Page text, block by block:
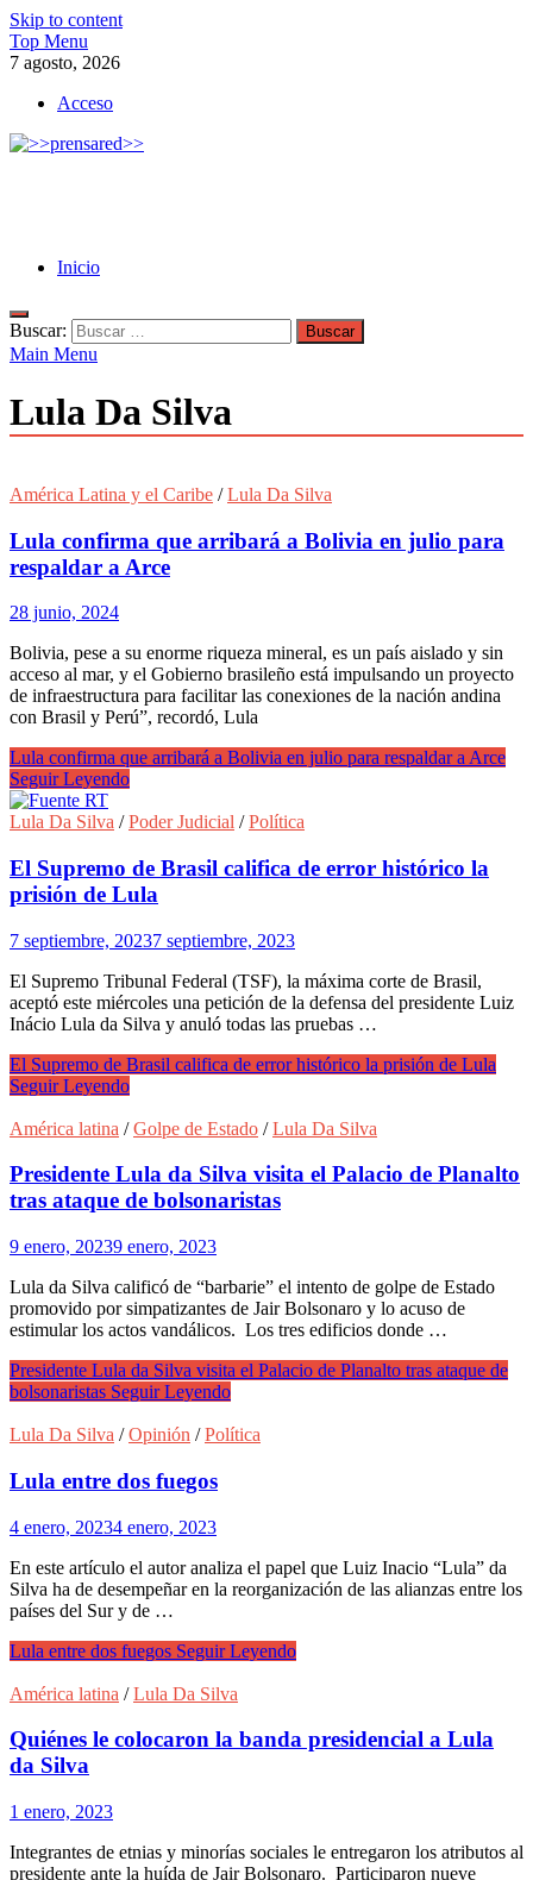
Skip to content
Top Menu
7 agosto, 2026
Acceso
Inicio
Buscar:
Main Menu
Lula Da Silva
América Latina y el Caribe /Lula Da Silva
Lula confirma que arribará a Bolivia en julio para
respaldar a Arce
28 junio, 2024
Bolivia, pese a su enorme riqueza mineral, es un país aislado y sin
acceso al mar, y el Gobierno brasileño está impulsando un proyecto
de infraestructura para facilitar las conexiones de la nación andina
con Brasil y Perú”, recordó, Lula
Lula confirma que arribará a Bolivia en julio para respaldar a Arce
Seguir Leyendo
Lula Da Silva /Poder Judicial /Política
El Supremo de Brasil califica de error histórico la
prisión de Lula
7 septiembre, 20237 septiembre, 2023
El Supremo Tribunal Federal (TSF), la máxima corte de Brasil,
aceptó este miércoles una petición de la defensa del presidente Luiz
Inácio Lula da Silva y anuló todas las pruebas …
El Supremo de Brasil califica de error histórico la prisión de Lula
Seguir Leyendo
América latina /Golpe de Estado /Lula Da Silva
Presidente Lula da Silva visita el Palacio de Planalto
tras ataque de bolsonaristas
9 enero, 20239 enero, 2023
Lula da Silva calificó de “barbarie” el intento de golpe de Estado
promovido por simpatizantes de Jair Bolsonaro y lo acuso de
estimular los actos vandálicos. Los tres edificios donde …
Presidente Lula da Silva visita el Palacio de Planalto tras ataque de
bolsonaristas Seguir Leyendo
Lula Da Silva /Opinión /Política
Lula entre dos fuegos
4 enero, 20234 enero, 2023
En este artículo el autor analiza el papel que Luiz Inacio “Lula” da
Silva ha de desempeñar en la reorganización de las alianzas entre los
países del Sur y de …
Lula entre dos fuegos Seguir Leyendo
América latina /Lula Da Silva
Quiénes le colocaron la banda presidencial a Lula
da Silva
1 enero, 2023
Integrantes de etnias y minorías sociales le entregaron los atributos al
presidente ante la huída de Jair Bolsonaro. Participaron nueve